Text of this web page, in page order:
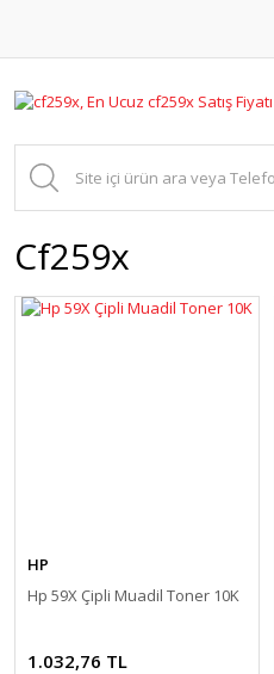
Cf259x
HP
Hp 59X Çipli Muadil Toner 10K
1.032,76 TL